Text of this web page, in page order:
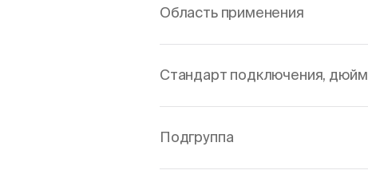
Область применения
Стандарт подключения, дюйм
Подгруппа